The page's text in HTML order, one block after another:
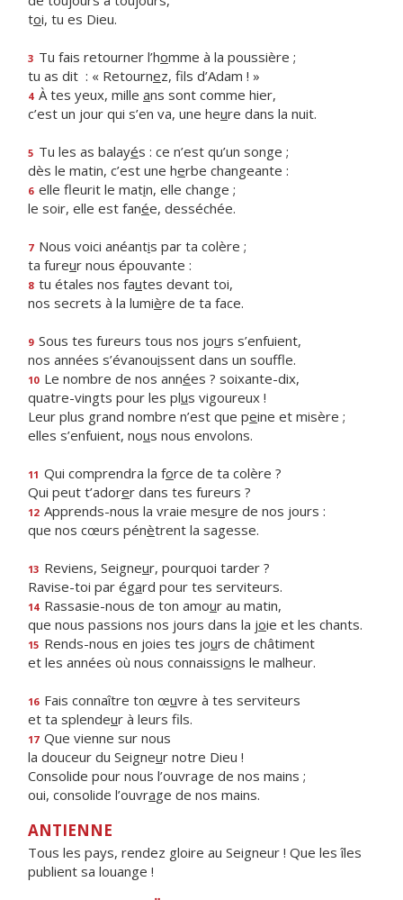
toi, tu es Dieu.
3 Tu fais retourner l’homme à la poussière ;
tu as dit : « Retournez, fils d’Adam ! »
4 À tes yeux, mille ans sont comme hier,
c’est un jour qui s’en va, une heure dans la nuit.
5 Tu les as balayés : ce n’est qu’un songe ;
dès le matin, c’est une herbe changeante :
6 elle fleurit le matin, elle change ;
le soir, elle est fanée, desséchée.
7 Nous voici anéantis par ta colère ;
ta fureur nous épouvante :
8 tu étales nos fautes devant toi,
nos secrets à la lumière de ta face.
9 Sous tes fureurs tous nos jours s’enfuient,
nos années s’évanouissent dans un souffle.
10 Le nombre de nos années ? soixante-dix,
quatre-vingts pour les plus vigoureux !
Leur plus grand nombre n’est que peine et misère ;
elles s’enfuient, nous nous envolons.
11 Qui comprendra la force de ta colère ?
Qui peut t’adorer dans tes fureurs ?
12 Apprends-nous la vraie mesure de nos jours :
que nos cœurs pénètrent la sagesse.
13 Reviens, Seigneur, pourquoi tarder ?
Ravise-toi par égard pour tes serviteurs.
14 Rassasie-nous de ton amour au matin,
que nous passions nos jours dans la joie et les chants.
15 Rends-nous en joies tes jours de châtiment
et les années où nous connaissions le malheur.
16 Fais connaître ton œuvre à tes serviteurs
et ta splendeur à leurs fils.
17 Que vienne sur nous
la douceur du Seigneur notre Dieu !
Consolide pour nous l’ouvrage de nos mains ;
oui, consolide l’ouvrage de nos mains.
ANTIENNE
Tous les pays, rendez gloire au Seigneur ! Que les îles
publient sa louange !